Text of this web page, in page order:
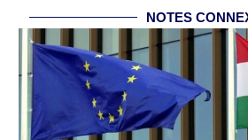
NOTES